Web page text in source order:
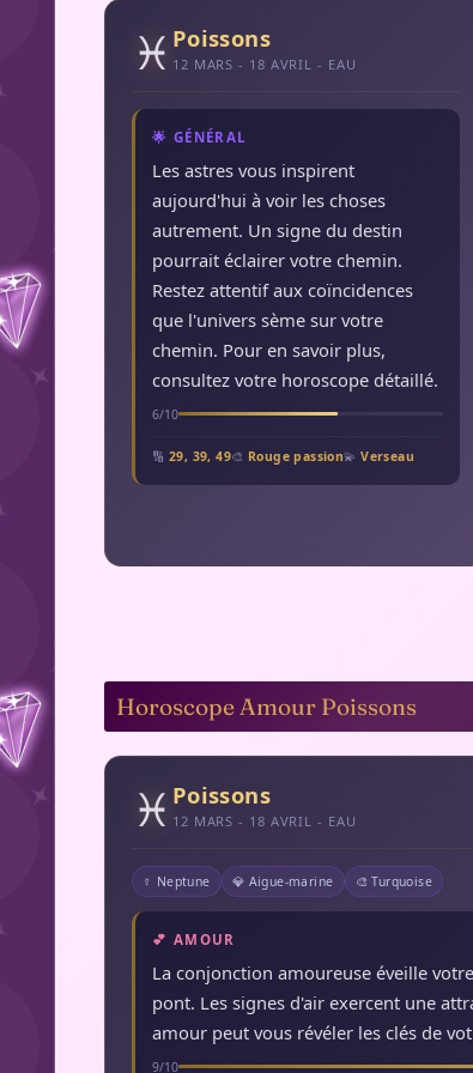
♓ Poissons
12 MARS - 18 AVRIL - EAU
🌟 GÉNÉRAL
Les astres vous inspirent
aujourd'hui à voir les choses
autrement. Un signe du destin
pourrait éclairer votre chemin.
Restez attentif aux coïncidences
que l'univers sème sur votre
chemin. Pour en savoir plus,
consultez votre horoscope détaillé.
6/10
🔢 29, 39, 49🎨 Rouge passion💫Verseau
Horoscope Amour Poissons
♓ Poissons
12 MARS - 18 AVRIL - EAU
☿ Neptune 💎 Aigue-marine 🎨 Turquoise
💕 AMOUR
La conjonction amoureuse éveille
pont. Les signes d'air exercent une
amour peut vous révéler les clés de
9/10